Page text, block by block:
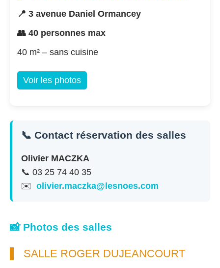
📍 3 avenue Daniel Ormancey
👥 40 personnes max
40 m² – sans cuisine
Voir les photos
📞 Contact réservation des salles
Olivier MACZKA
📞 03 25 74 40 35
✉️ olivier.maczka@lesnoes.com
📸 Photos des salles
SALLE ROGER DUJEANCOURT